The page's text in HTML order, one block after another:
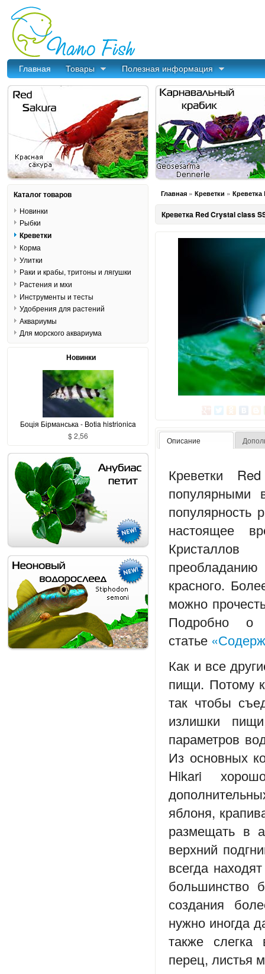
Главная Товары Полезная информация
Главная » Креветки » Креветка
Креветка Red Crystal class
Описание
Креветки
популярными
популярность
настоящее
красного.
можно
Подробно о
статье
Как и все
пищи. Потому
так чтобы
излишки
параметров
Из основных
Hikari
яблоня,
размещать в
верхний
всегда
большинство
создания
нужно иногда
также слегка
перец, листья
Каталог товаров
Новинки
Рыбки
Креветки
Корма
Улитки
Раки и крабы, тритоны и лягушки
Растения и мхи
Инструменты и тесты
Удобрения для растений
Аквариумы
Для морского аквариума
Новинки
Боція Бірманська - Botia histrionica
$ 2,56